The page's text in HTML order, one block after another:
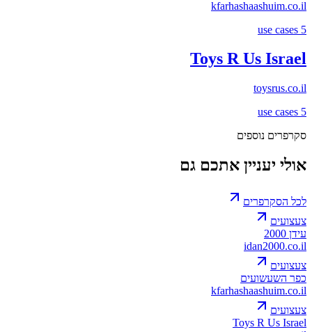
kfarhashaashuim.co.il
5
Toys R Us Israel
toysrus.co.il
5
סקרפרים נוספים
אולי יעניין אתכם גם
לכל הסקרפרים
צעצועים
עידן 2000
idan2000.co.il
צעצועים
כפר השעשועים
kfarhashaashuim.co.il
צעצועים
Toys R Us Israel